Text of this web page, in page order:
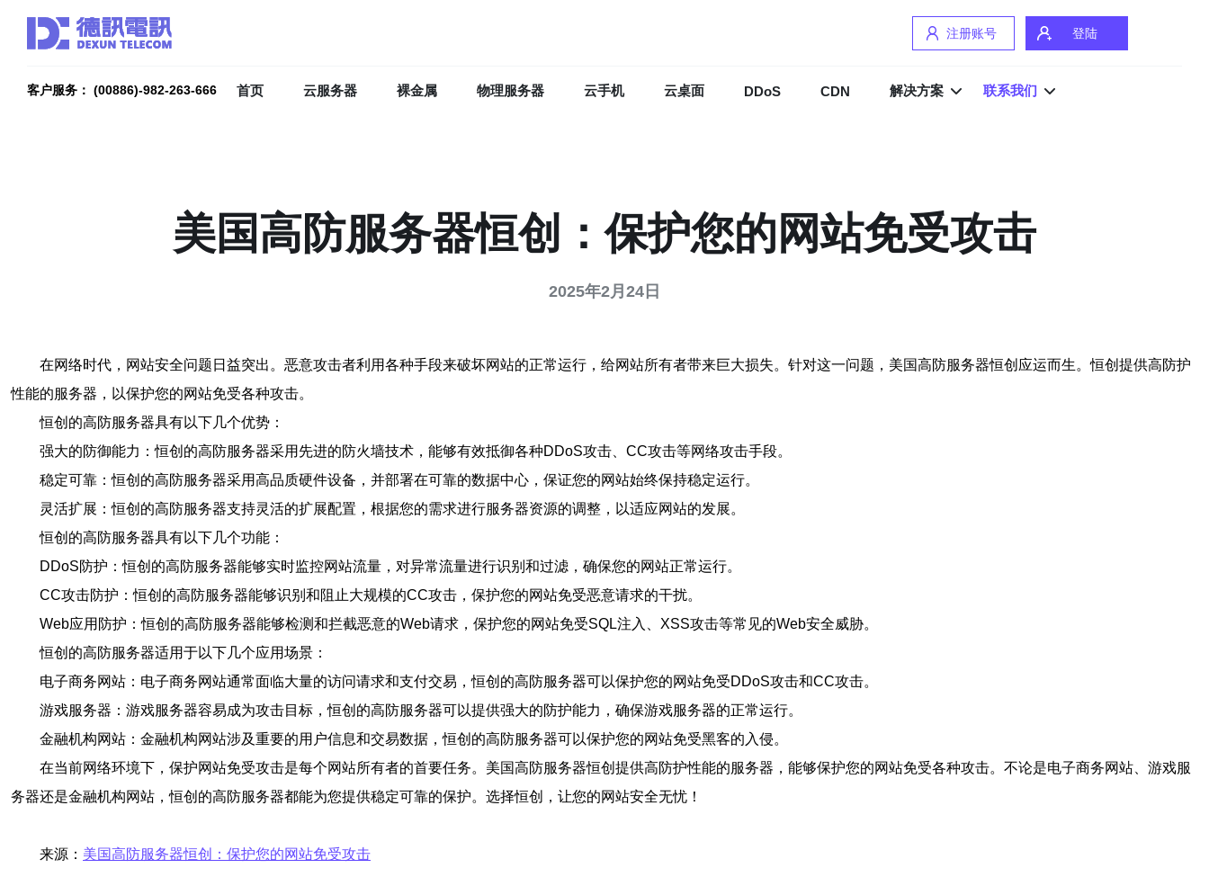
注册账号 登陆
客户服务： (00886)-982-263-666 首页 云服务器 裸金属 物理服务器 云手机 云桌面 DDoS CDN 解决方案 联系我们
美国高防服务器恒创：保护您的网站免受攻击
2025年2月24日
在网络时代，网站安全问题日益突出。恶意攻击者利用各种手段来破坏网站的正常运行，给网站所有者带来巨大损失。针对这一问题，美国高防服务器恒创应运而生。恒创提供高防护
性能的服务器，以保护您的网站免受各种攻击。
恒创的高防服务器具有以下几个优势：
强大的防御能力：恒创的高防服务器采用先进的防火墙技术，能够有效抵御各种DDoS攻击、CC攻击等网络攻击手段。
稳定可靠：恒创的高防服务器采用高品质硬件设备，并部署在可靠的数据中心，保证您的网站始终保持稳定运行。
灵活扩展：恒创的高防服务器支持灵活的扩展配置，根据您的需求进行服务器资源的调整，以适应网站的发展。
恒创的高防服务器具有以下几个功能：
DDoS防护：恒创的高防服务器能够实时监控网站流量，对异常流量进行识别和过滤，确保您的网站正常运行。
CC攻击防护：恒创的高防服务器能够识别和阻止大规模的CC攻击，保护您的网站免受恶意请求的干扰。
Web应用防护：恒创的高防服务器能够检测和拦截恶意的Web请求，保护您的网站免受SQL注入、XSS攻击等常见的Web安全威胁。
恒创的高防服务器适用于以下几个应用场景：
电子商务网站：电子商务网站通常面临大量的访问请求和支付交易，恒创的高防服务器可以保护您的网站免受DDoS攻击和CC攻击。
游戏服务器：游戏服务器容易成为攻击目标，恒创的高防服务器可以提供强大的防护能力，确保游戏服务器的正常运行。
金融机构网站：金融机构网站涉及重要的用户信息和交易数据，恒创的高防服务器可以保护您的网站免受黑客的入侵。
在当前网络环境下，保护网站免受攻击是每个网站所有者的首要任务。美国高防服务器恒创提供高防护性能的服务器，能够保护您的网站免受各种攻击。不论是电子商务网站、游戏服
务器还是金融机构网站，恒创的高防服务器都能为您提供稳定可靠的保护。选择恒创，让您的网站安全无忧！
来源： 美国高防服务器恒创：保护您的网站免受攻击